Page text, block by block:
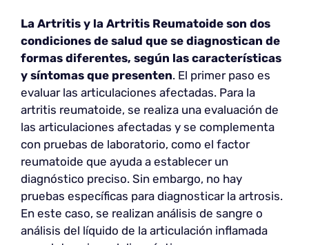
La Artritis y la Artritis Reumatoide son dos
condiciones de salud que se diagnostican de
formas diferentes, según las características
y síntomas que presenten. El primer paso es
evaluar las articulaciones afectadas. Para la
artritis reumatoide, se realiza una evaluación de
las articulaciones afectadas y se complementa
con pruebas de laboratorio, como el factor
reumatoide que ayuda a establecer un
diagnóstico preciso. Sin embargo, no hay
pruebas específicas para diagnosticar la artrosis.
En este caso, se realizan análisis de sangre o
análisis del líquido de la articulación inflamada